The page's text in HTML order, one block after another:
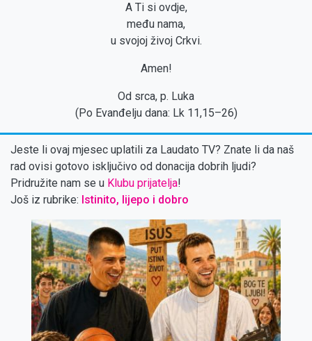
A Ti si ovdje,
među nama,
u svojoj živoj Crkvi.
Amen!
Od srca, p. Luka
(Po Evanđelju dana: Lk 11,15–26)
Jeste li ovaj mjesec uplatili za Laudato TV? Znate li da naš
rad ovisi gotovo isključivo od donacija dobrih ljudi?
Pridružite nam se u Klubu prijatelja!
Još iz rubrike: Istinito, lijepo i dobro